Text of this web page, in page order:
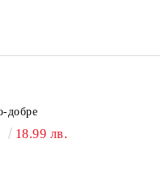
добре
18.99 лв.